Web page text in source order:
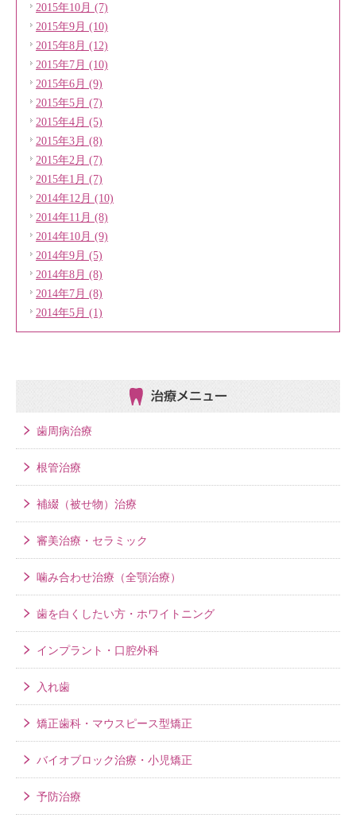
2015年10月 (7)
2015年9月 (10)
2015年8月 (12)
2015年7月 (10)
2015年6月 (9)
2015年5月 (7)
2015年4月 (5)
2015年3月 (8)
2015年2月 (7)
2015年1月 (7)
2014年12月 (10)
2014年11月 (8)
2014年10月 (9)
2014年9月 (5)
2014年8月 (8)
2014年7月 (8)
2014年5月 (1)
治療メニュー
歯周病治療
根管治療
補綴（被せ物）治療
審美治療・セラミック
噛み合わせ治療（全顎治療）
歯を白くしたい方・ホワイトニング
インプラント・口腔外科
入れ歯
矯正歯科・マウスピース型矯正
バイオブロック治療・小児矯正
予防治療